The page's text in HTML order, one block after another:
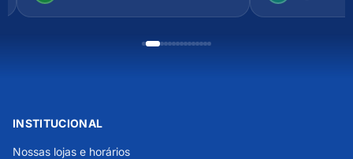
INSTITUCIONAL
Nossas lojas e horários